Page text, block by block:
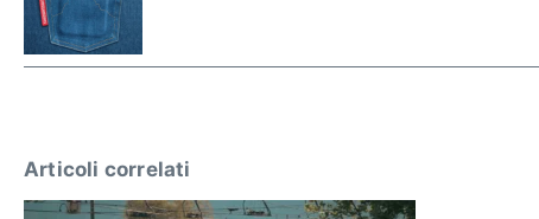
Articoli correlati